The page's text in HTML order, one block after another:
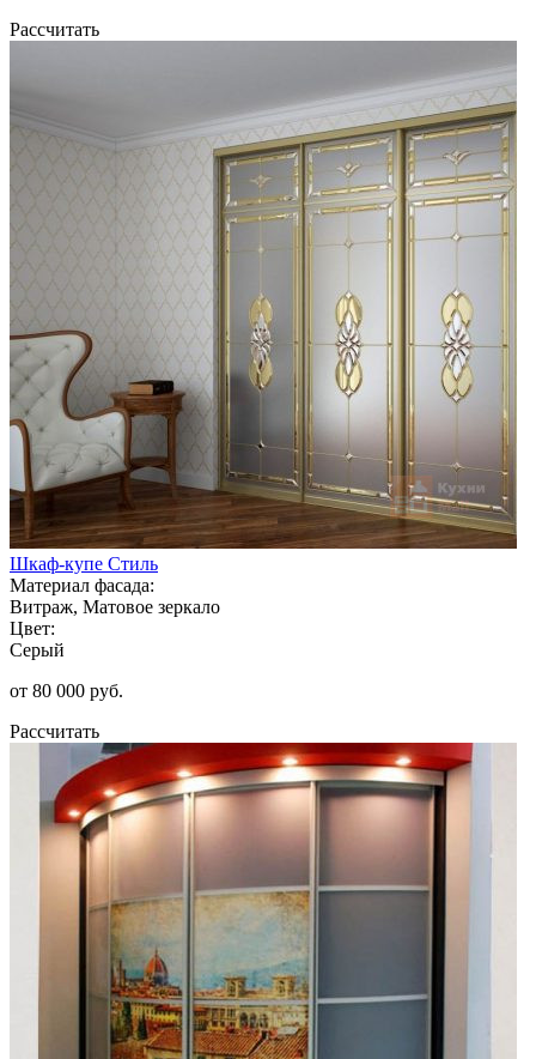
Рассчитать
Шкаф-купе Стиль
Материал фасада:
Витраж, Матовое зеркало
Цвет:
Серый
от 80 000 руб.
Рассчитать